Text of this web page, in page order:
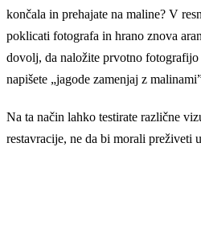
končala in prehajate na maline? V
poklicati fotografa in hrano znova
dovolj, da naložite prvotno
napišete „jagode zamenjaj z
Na ta način lahko testirate različne
restavracije, ne da bi morali preživeti